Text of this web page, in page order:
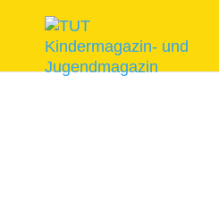
/Themenhefte/ Ohne